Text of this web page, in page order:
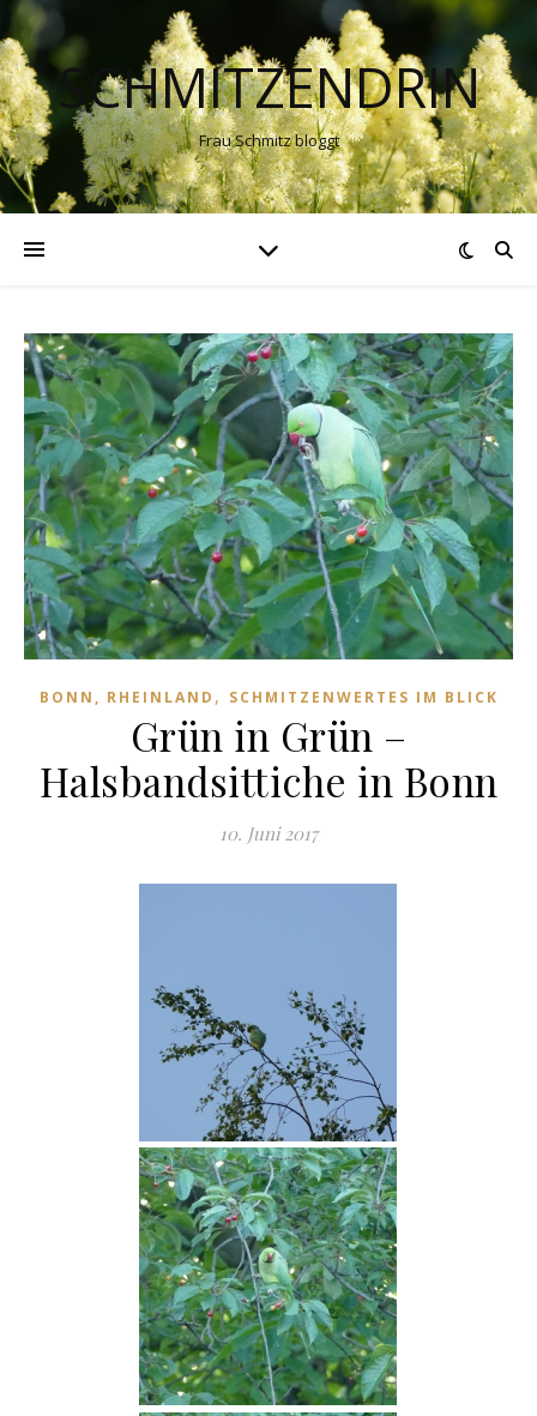
SCHMITZENDRIN
Frau Schmitz bloggt
BONN, RHEINLAND , SCHMITZENWERTES IM BLICK
Grün in Grün –
Halsbandsittiche in Bonn
10. Juni 2017